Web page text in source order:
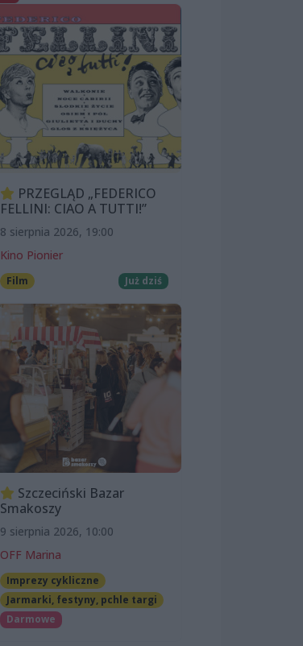
PRZEGLĄD „FEDERICO
FELLINI: CIAO A TUTTI!”
8 sierpnia 2026, 19:00
Kino Pionier
Film Już dziś
Szczeciński Bazar
Smakoszy
9 sierpnia 2026, 10:00
OFF Marina
Imprezy cykliczne
Jarmarki, festyny, pchle targi
Darmowe